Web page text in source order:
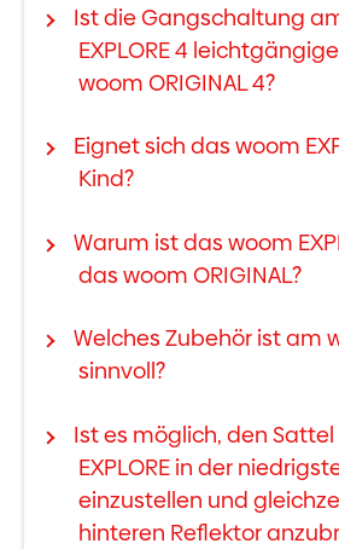
Ist die Gangschaltung
EXPLORE 4
woom ORIGINAL 4?
Eignet sich das woom
Kind?
Warum ist das woom
das woom ORIGINAL?
Welches Zubehör ist am
sinnvoll?
Ist es möglich, den
EXPLORE in der
einzustellen und
hinteren Reflektor